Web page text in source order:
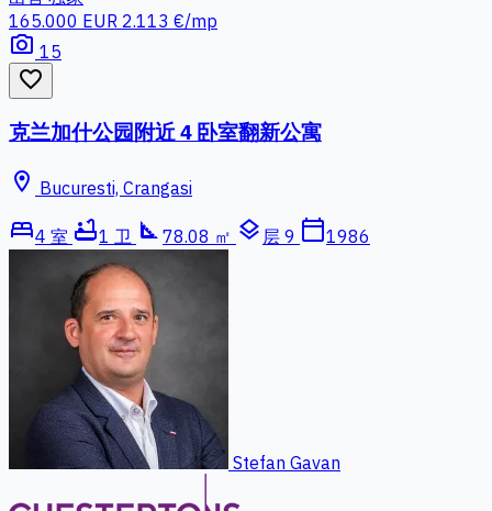
165.000 EUR 2.113 €/mp
photo_camera 15
favorite_border
克兰加什公园附近 4 卧室翻新公寓
location_on Bucuresti, Crangasi
bed4 室 bathtub1 卫 square_foot 78.08 ㎡ layers 层 9 calendar_today1986
Stefan Gavan